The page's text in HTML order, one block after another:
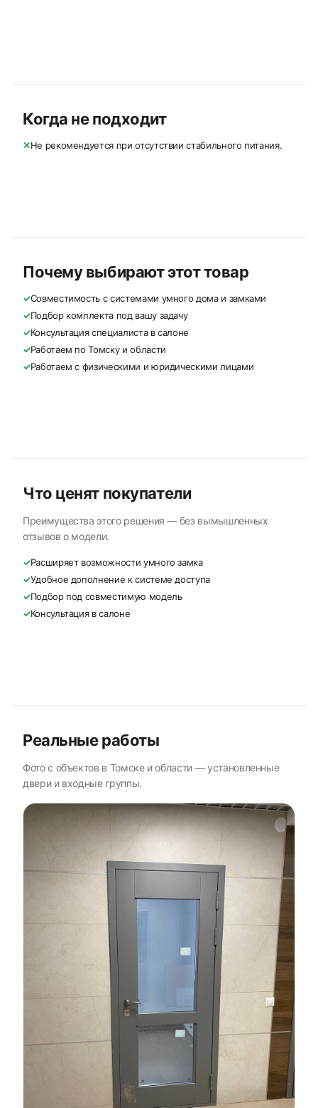
Когда не подходит
✕Не рекомендуется при отсутствии стабильного питания.
Почему выбирают этот товар
✓Совместимость с системами умного дома и замками
✓Подбор комплекта под вашу задачу
✓Консультация специалиста в салоне
✓Работаем по Томску и области
✓Работаем с физическими и юридическими лицами
Что ценят покупатели
Преимущества этого решения — без вымышленных
отзывов о модели.
✓Расширяет возможности умного замка
✓Удобное дополнение к системе доступа
✓Подбор под совместимую модель
✓Консультация в салоне
Реальные работы
Фото с объектов в Томске и области — установленные
двери и входные группы.